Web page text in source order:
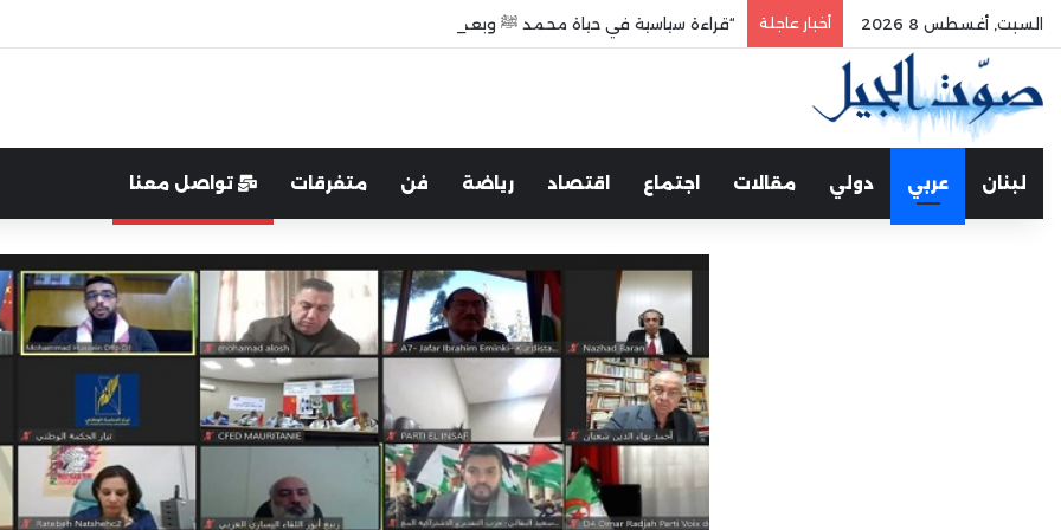
السبت, أغسطس 8 2026 أخبار عاجلة “قراءة سياسية في حياة محمد ﷺ وبعد وفاته”
لبنان عربي دولي مقالات اجتماع اقتصاد رياضة فن متفرقات تواصل معنا